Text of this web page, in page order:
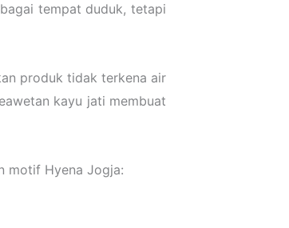
tempat duduk, tetapi
produk tidak terkena air
kayu jati membuat
motif Hyena Jogja: